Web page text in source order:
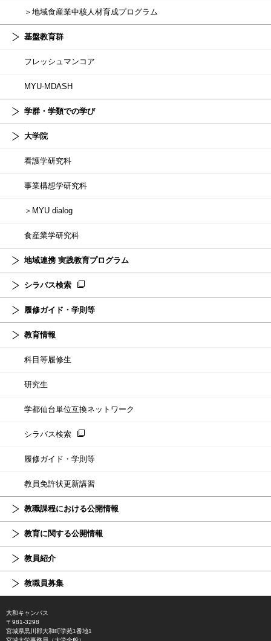
＞地域食産業中核人材育成プログラム
基盤教育群
フレッシュマンコア
MYU-MDASH
学群・学類での学び
大学院
看護学研究科
事業構想学研究科
＞MYU dialog
食産業学研究科
地域連携 実践教育プログラム
シラバス検索
履修ガイド・学則等
教育情報
科目等履修生
研究生
学都仙台単位互換ネットワーク
シラバス検索
履修ガイド・学則等
教員免許状更新講習
教職課程における公開情報
教育に関する公開情報
教員紹介
教職員募集
大和キャンパス
〒981-3298
宮城県黒川郡大和町学苑1番地1